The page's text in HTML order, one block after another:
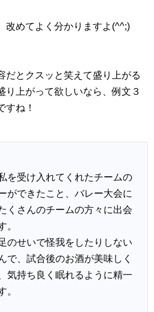
改めてよく分かりますよ(^^;)
だとクスッと笑えて盛り上がる
り上がって欲しいなら、例文３
すね！
を受け入れてくれたチームの
ができたこと、バレー大会に
くさんのチームの方々に出会
。
のせいで怪我をしたりしない
で、試合後のお酒が美味しく
気持ち良く眠れるように精一
。